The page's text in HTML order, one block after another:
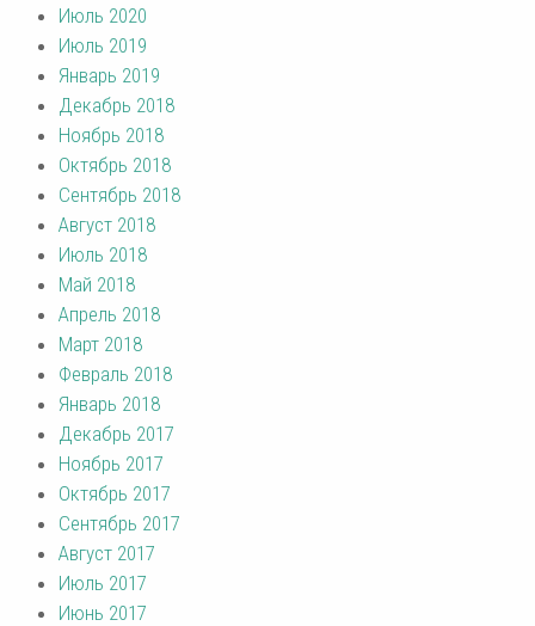
Июль 2020
Июль 2019
Январь 2019
Декабрь 2018
Ноябрь 2018
Октябрь 2018
Сентябрь 2018
Август 2018
Июль 2018
Май 2018
Апрель 2018
Март 2018
Февраль 2018
Январь 2018
Декабрь 2017
Ноябрь 2017
Октябрь 2017
Сентябрь 2017
Август 2017
Июль 2017
Июнь 2017